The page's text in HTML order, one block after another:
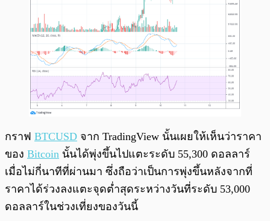
กราฟ BTCUSD จาก TradingView นั้นเผยให้เห็นว่าราคา
ของ Bitcoin นั้นได้พุ่งขึ้นไปแตะระดับ 55,300 ดอลลาร์
เมื่อไม่กี่นาทีที่ผ่านมา ซึ่งถือว่าเป็นการพุ่งขึ้นหลังจากที่
ราคาได้ร่วงลงแตะจุดต่ำสุดระหว่างวันที่ระดับ 53,000
ดอลลาร์ในช่วงเที่ยงของวันนี้